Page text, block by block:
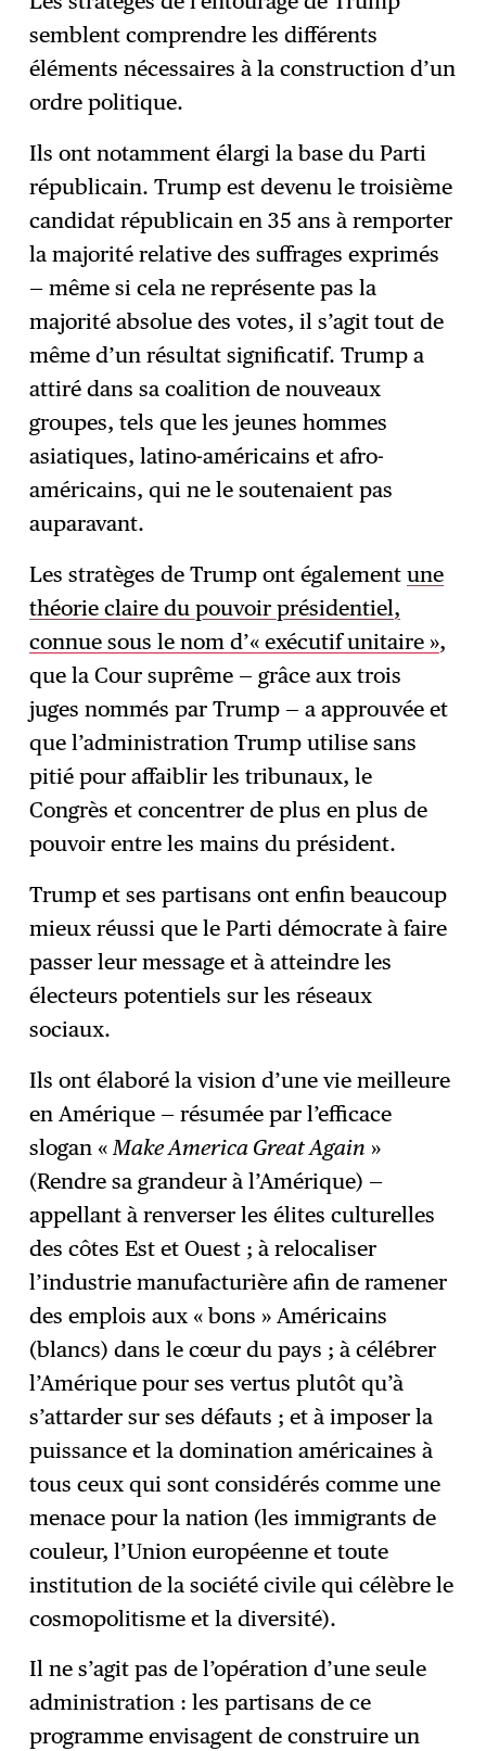
semblent comprendre les différents
éléments nécessaires à la construction d’un
ordre politique.
Ils ont notamment élargi la base du Parti
républicain. Trump est devenu le troisième
candidat républicain en 35 ans à remporter
la majorité relative des suffrages exprimés
— même si cela ne représente pas la
majorité absolue des votes, il s’agit tout de
même d’un résultat significatif. Trump a
attiré dans sa coalition de nouveaux
groupes, tels que les jeunes hommes
asiatiques, latino-américains et afro-
américains, qui ne le soutenaient pas
auparavant.
Les stratèges de Trump ont égalementune
théorie claire du pouvoir présidentiel,
connue sous le nom d’« exécutif unitaire »,
que la Cour suprême — grâce aux trois
juges nommés par Trump — a approuvée et
que l’administration Trump utilise sans
pitié pour affaiblir les tribunaux, le
Congrès et concentrer de plus en plus de
pouvoir entre les mains du président.
Trump et ses partisans ont enfin beaucoup
mieux réussi que le Parti démocrate à faire
passer leur message et à atteindre les
électeurs potentiels sur les réseaux
sociaux.
Ils ont élaboré la vision d’une vie meilleure
en Amérique — résumée par l’efficace
slogan « Make America Great Again »
(Rendre sa grandeur à l’Amérique) —
appellant à renverser les élites culturelles
des côtes Est et Ouest ; à relocaliser
l’industrie manufacturière afin de ramener
des emplois aux « bons » Américains
(blancs) dans le cœur du pays ; à célébrer
l’Amérique pour ses vertus plutôt qu’à
s’attarder sur ses défauts ; et à imposer la
puissance et la domination américaines à
tous ceux qui sont considérés comme une
menace pour la nation (les immigrants de
couleur, l’Union européenne et toute
institution de la société civile qui célèbre le
cosmopolitisme et la diversité).
Il ne s’agit pas de l’opération d’une seule
administration : les partisans de ce
programme envisagent de construire un